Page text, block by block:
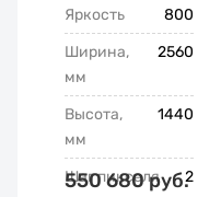
Яркость
800
Ширина,
мм
2560
Высота,
мм
1440
Шаг пикселя 2
550 680 руб.